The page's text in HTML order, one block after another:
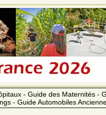
- Guide des Maternités -
- Guide Automobiles